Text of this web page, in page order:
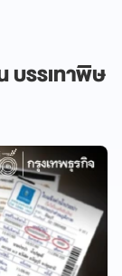
บรรเทาพิษ